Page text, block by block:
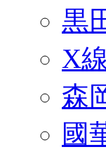
黒
X
森
國